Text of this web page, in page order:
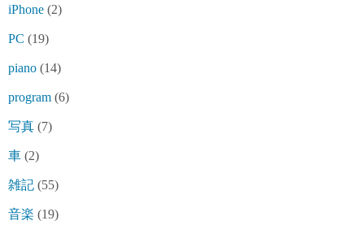
iPhone (2)
PC (19)
piano (14)
program (6)
写真 (7)
車 (2)
雑記 (55)
音楽 (19)